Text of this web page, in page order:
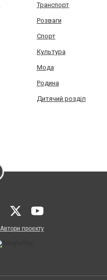
Транспорт
Розваги
Спорт
Культура
Мода
Родина
Дитячий розділ
Автори проєкту